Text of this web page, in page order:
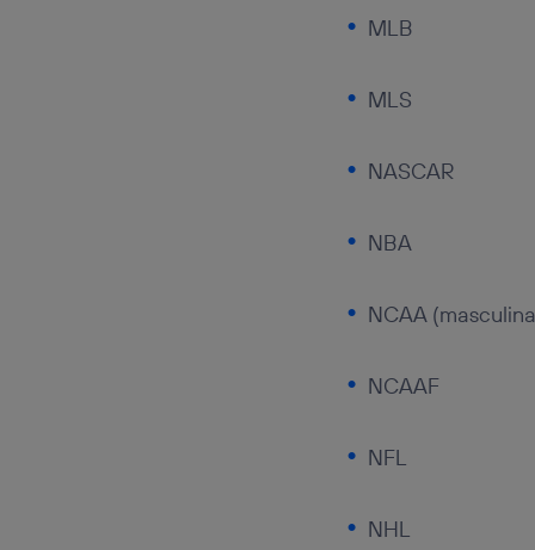
MLB
MLS
NASCAR
NBA
NCAA
NCAAF
NFL
NHL